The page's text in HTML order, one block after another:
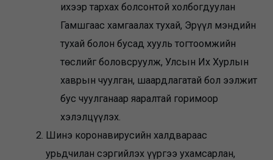
ихээр тархах болсонтой холбогдуулан
Гамшгаас хамгаалах тухай, Эрүүл мэндийн
тухай болон бусад хууль тогтоомжийн
төслийг боловсруулж, Улсын Их Хурлын
хаврын чуулган, шаардлагатай бол ээлжит
бус чуулганаар яаралтай горимоор
хэлэлцүүлэх.
Шинэ коронавирусийн халдвараас
урьдчилан сэргийлэх үүргээ ухамсарлан,